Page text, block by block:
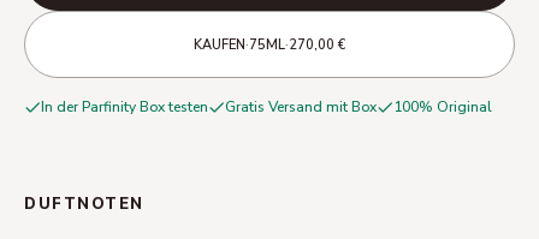
KAUFEN·75ML·270,00 €
In der Parfinity Box testen Gratis Versand mit Box 100% Original
DUFTNOTEN